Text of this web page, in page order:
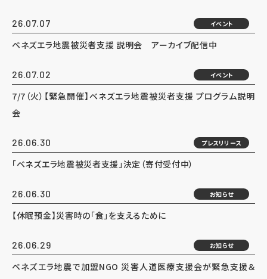
26.07.07 イベント
ベネズエラ地震被災者支援 説明会 アーカイブ配信中
26.07.02 イベント
7/7（火）【緊急開催】ベネズエラ地震被災者支援 プログラム説明
会
26.06.30 プレスリリース
「ベネズエラ地震被災者支援」決定（寄付受付中）
26.06.30 お知らせ
【休眠預金】災害時の「食」を支えるために
26.06.29 お知らせ
ベネズエラ地震で加盟NGO 災害人道医療支援会が緊急支援＆